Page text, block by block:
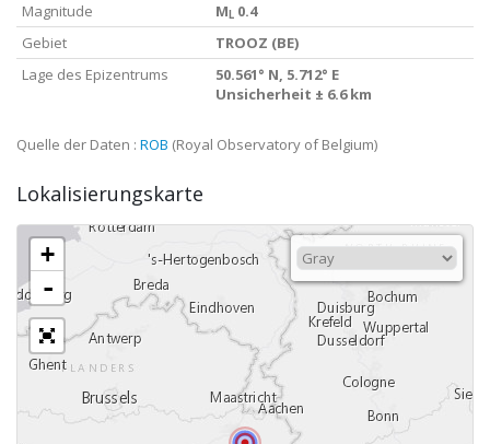
Magnitude
M L 0.4
Gebiet
TROOZ (BE)
Lage des Epizentrums
50.561° N, 5.712° E
Unsicherheit ± 6.6 km
Quelle der Daten : ROB (Royal Observatory of Belgium)
Lokalisierungskarte
+
-